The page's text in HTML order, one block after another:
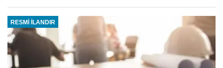
RESMİ İLANDIR